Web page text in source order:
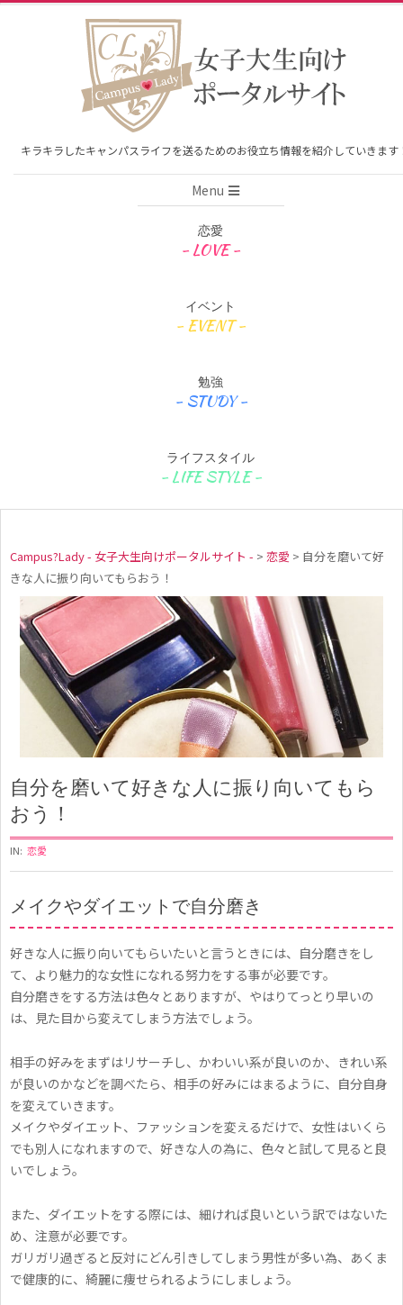
キラキラしたキャンパスライフを送るためのお役立ち情報を紹介していきます
Menu
恋愛
イベント
勉強
ライフスタイル
Campus?Lady - 女子大生向けポータルサイト - > 恋愛 > 自分を磨いて好
きな人に振り向いてもらおう！
自分を磨いて好きな人に振り向いてもら
おう！
IN: 恋愛
自
分
を
磨
て
好
き
な
に
振
り
メイクやダイエットで自分磨き
好きな人に振り向いてもらいたいと言うときには、自分磨きをし
て、より魅力的な女性になれる努力をする事が必要です。
自分磨きをする方法は色々とありますが、やはりてっとり早いの
は、見た目から変えてしまう方法でしょう。
相手の好みをまずはリサーチし、かわいい系が良いのか、きれい系
が良いのかなどを調べたら、相手の好みにはまるように、自分自身
を変えていきます。
メイクやダイエット、ファッションを変えるだけで、女性はいくら
でも別人になれますので、好きな人の為に、色々と試して見ると良
いでしょう。
また、ダイエットをする際には、細ければ良いという訳ではないた
め、注意が必要です。
ガリガリ過ぎると反対にどん引きしてしまう男性が多い為、あくま
で健康的に、綺麗に痩せられるようにしましょう。